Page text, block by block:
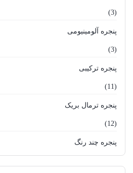
(3)
پنجره آلومینیومی
(3)
پنجره ترکیبی
(11)
پنجره ترمال بریک
(12)
پنجره چند رنگ